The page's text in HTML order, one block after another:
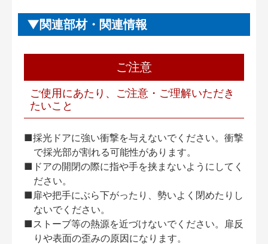
関連部材・関連情報
ご注意
ご使用にあたり、ご注意・ご理解いただき
たいこと
■採光ドアに強い衝撃を与えないでください。衝撃
で採光部が割れる可能性があります。
■ドアの開閉の際に指や手を挟まないようにしてく
ださい。
■扉や把手にぶら下がったり、勢いよく閉めたりし
ないでください。
■ストーブ等の熱源を近づけないでください。扉反
りや表面の歪みの原因になります。